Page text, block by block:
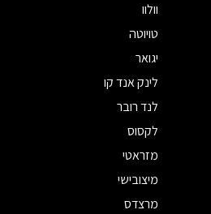
וולוו
טויוטה
יגואר
לינק אנד קו
לנד רובר
לקסוס
מזראטי
מיצובישי
מרצדס